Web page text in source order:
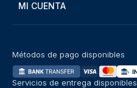
MI CUENTA
Métodos de pago disponibles
Servicios de entrega disponibles